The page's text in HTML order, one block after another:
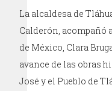
La alcaldesa de
Calderón, acompañó
de México, Clara
avance de las obras
José y el Pueblo de